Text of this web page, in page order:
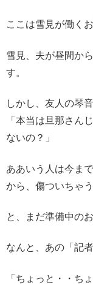
ここは雪見が働く
雪見、夫が昼間か
す。
しかし、友人の琴
「本当は旦那さん
ないの？」
ああいう人は今ま
から、傷ついちゃ
と、まだ準備中の
なんと、あの「記
「ちょっと・・ち